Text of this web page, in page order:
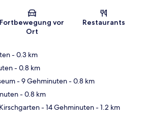
Karte
Fortbewegung vor
Ort
Restaurants
- 0.3 km
- 0.8 km
- 9 Gehminuten- 0.8 km
- 0.8 km
- 14 Gehminuten- 1.2 km